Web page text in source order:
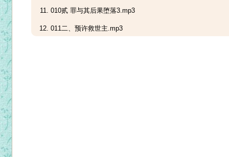
010贰 罪与其后果堕落3.mp3
011二、预许救世主.mp3